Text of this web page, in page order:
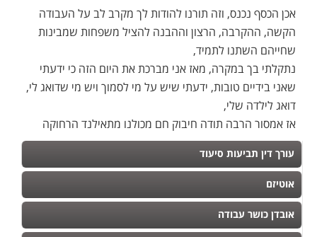
אכן הכסף נכנס, וזה תורנו להודות לך מקרב לב על העבודה
הקשה, ההקרבה, הרצון וההבנה להציל משפחות שמבינות
שחייהם השתנו לתמיד,
נתקלתי בך במקרה, מאז אני מברכת את היום הזה כי ידעתי
שאני בידיים טובות, ידעתי שיש על מי לסמוך ויש מי שדואג לי,
דואג לילדה שלי,
אז אמסור הרבה תודה חיבוק חם מכולנו מתאילנד הרחוקה
עורך דין תביעות סיעוד
אוטיזם
אובדן כושר עבודה